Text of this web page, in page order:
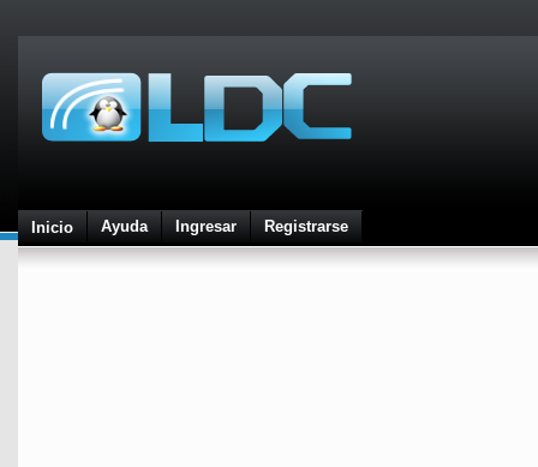
Inicio Ayuda Ingresar Registrarse